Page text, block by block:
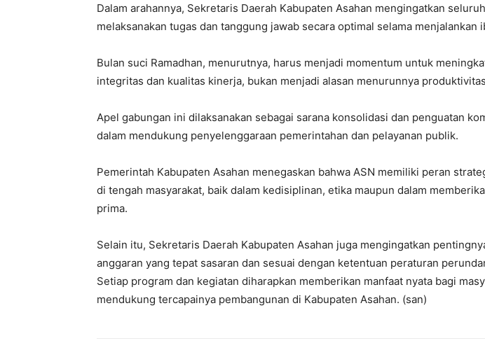
Dalam arahannya, Sekretaris Daerah Kabupaten Asahan mengingatkan
melaksanakan tugas dan tanggung jawab secara optimal selama menjalankan
Bulan suci Ramadhan, menurutnya, harus menjadi momentum untuk
integritas dan kualitas kinerja, bukan menjadi alasan menurunnya
Apel gabungan ini dilaksanakan sebagai sarana konsolidasi dan penguatan
dalam mendukung penyelenggaraan pemerintahan dan pelayanan publik.
Pemerintah Kabupaten Asahan menegaskan bahwa ASN memiliki peran
di tengah masyarakat, baik dalam kedisiplinan, etika maupun dalam
prima.
Selain itu, Sekretaris Daerah Kabupaten Asahan juga mengingatkan
anggaran yang tepat sasaran dan sesuai dengan ketentuan peraturan
Setiap program dan kegiatan diharapkan memberikan manfaat nyata bagi
mendukung tercapainya pembangunan di Kabupaten Asahan. (san)